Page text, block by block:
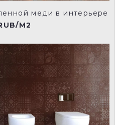
меди в интерьере
M2